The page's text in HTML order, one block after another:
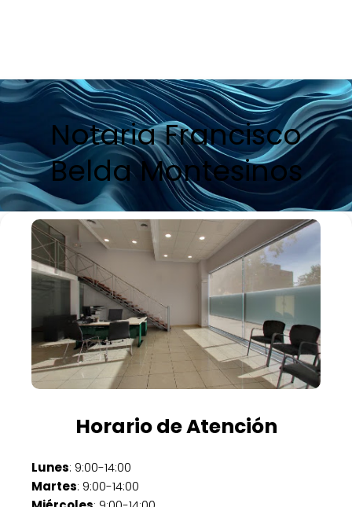
Notaria Francisco
Belda Montesinos
Horario de Atención
Lunes: 9:00-14:00
Martes: 9:00-14:00